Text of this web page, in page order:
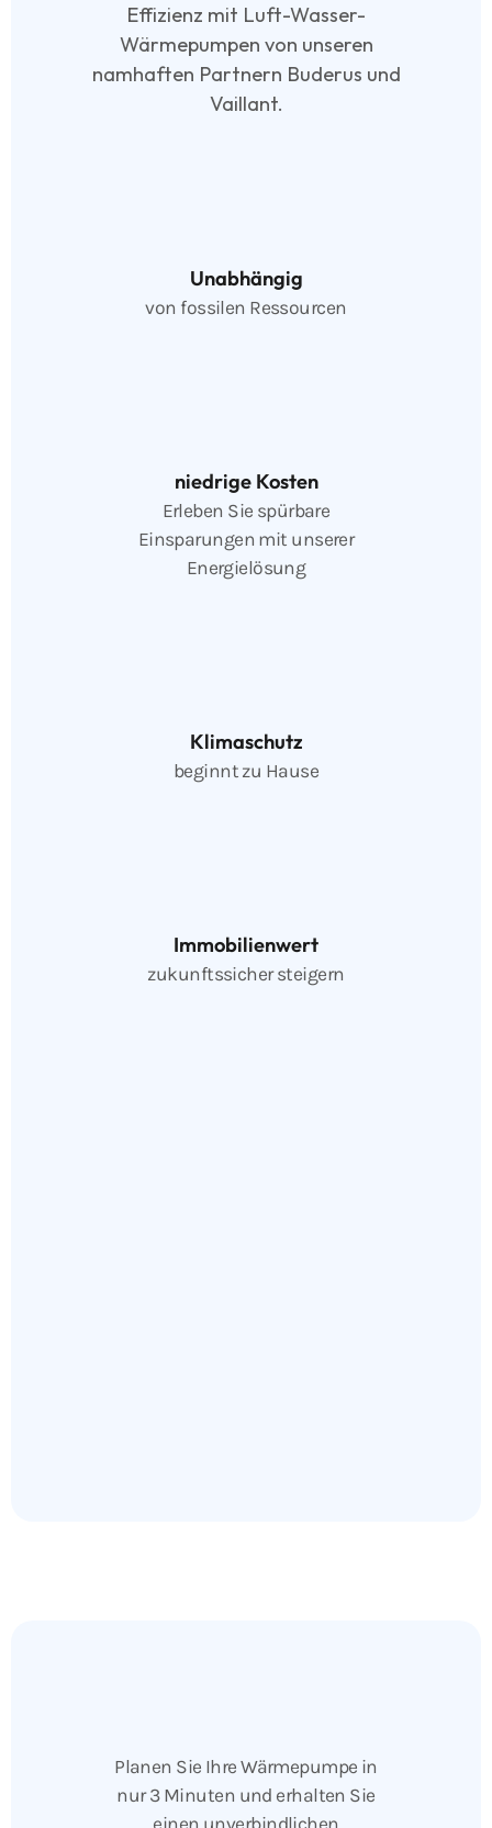
Effizienz mit Luft-Wasser-
Wärmepumpen von unseren
namhaften Partnern Buderus und
Vaillant.
Klimaschutz
zukunftssicher steigern
Oder vereinbaren Sie einen